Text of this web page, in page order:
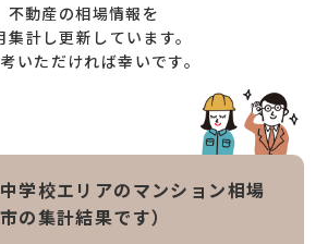
見る
オンライン相談サービス
不動産の相場情報を
集計し更新しています。
いただければ幸いです。
学校エリアのマンション相場
の集計結果です）